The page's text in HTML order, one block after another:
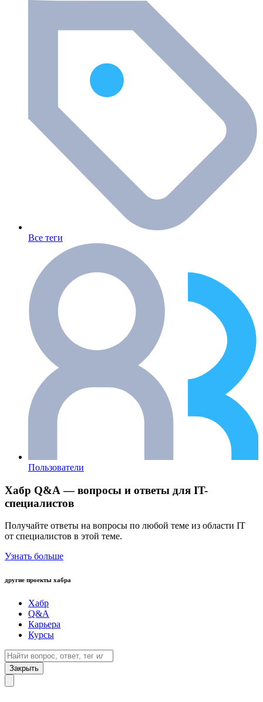
Все теги
Пользователи
Хабр Q&A — вопросы и ответы для IT-
специалистов
Получайте ответы на вопросы по любой теме из области IT
от специалистов в этой теме.
Узнать больше
другие проекты хабра
Хабр
Q&A
Карьера
Курсы
Закрыть